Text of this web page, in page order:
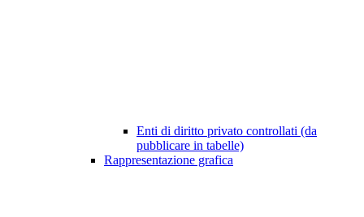
Enti di diritto privato controllati (da
pubblicare in tabelle)
Rappresentazione grafica